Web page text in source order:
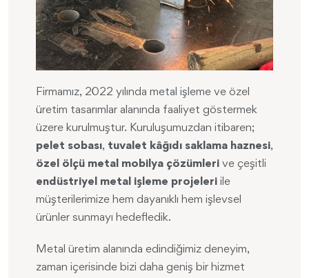
Firmamız, 2022 yılında metal işleme ve özel
üretim tasarımlar alanında faaliyet göstermek
üzere kurulmuştur. Kuruluşumuzdan itibaren;
pelet sobası, tuvalet kâğıdı saklama haznesi,
özel ölçü metal mobilya çözümleri ve çeşitli
endüstriyel metal işleme projeleri ile
müşterilerimize hem dayanıklı hem işlevsel
ürünler sunmayı hedefledik.
Metal üretim alanında edindiğimiz deneyim,
zaman içerisinde bizi daha geniş bir hizmet